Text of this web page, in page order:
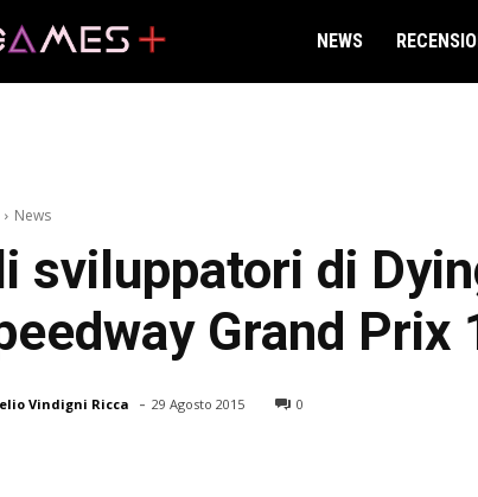
NEWS
News
sviluppatori di
Grand Prix
Vindigni Ricca - 29 Agosto 2015 0